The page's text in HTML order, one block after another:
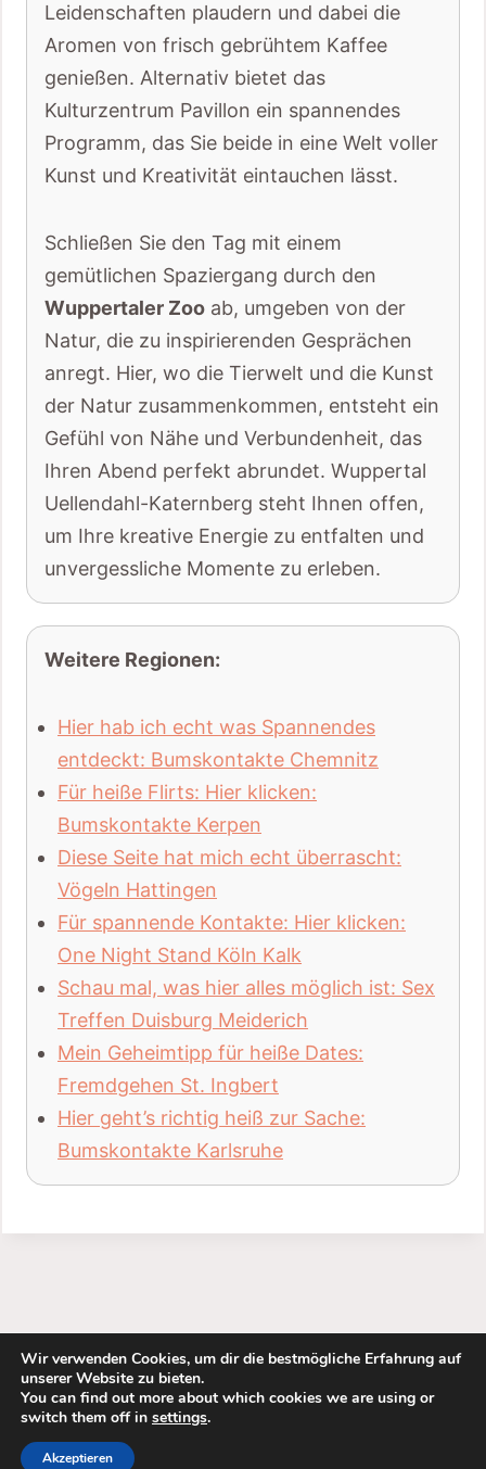
Leidenschaften plaudern und dabei die
Aromen von frisch gebrühtem Kaffee
genießen. Alternativ bietet das
Kulturzentrum Pavillon ein spannendes
Programm, das Sie beide in eine Welt voller
Kunst und Kreativität eintauchen lässt.
Schließen Sie den Tag mit einem
gemütlichen Spaziergang durch den
Wuppertaler Zoo ab, umgeben von der
Natur, die zu inspirierenden Gesprächen
anregt. Hier, wo die Tierwelt und die Kunst
der Natur zusammenkommen, entsteht ein
Gefühl von Nähe und Verbundenheit, das
Ihren Abend perfekt abrundet. Wuppertal
Uellendahl-Katernberg steht Ihnen offen,
um Ihre kreative Energie zu entfalten und
unvergessliche Momente zu erleben.
Weitere Regionen:
Hier hab ich echt was Spannendes
entdeckt: Bumskontakte Chemnitz
Für heiße Flirts: Hier klicken:
Bumskontakte Kerpen
Diese Seite hat mich echt überrascht:
Vögeln Hattingen
Für spannende Kontakte: Hier klicken:
One Night Stand Köln Kalk
Schau mal, was hier alles möglich ist: Sex
Treffen Duisburg Meiderich
Mein Geheimtipp für heiße Dates:
Fremdgehen St. Ingbert
Hier geht’s richtig heiß zur Sache:
Bumskontakte Karlsruhe
Wir verwenden Cookies, um dir die bestmögliche Erfahrung auf
unserer Website zu bieten.
You can find out more about which cookies we are using or
switch them off in settings.
Akzeptieren